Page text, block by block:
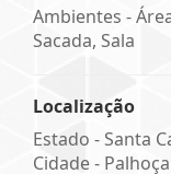
Ambientes -
Sacada, Sala
Localização
Estado -Santa
Cidade - Palhoça